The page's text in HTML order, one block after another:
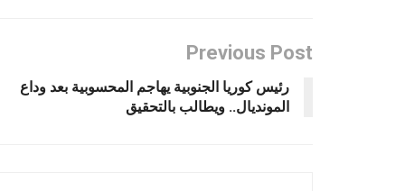
Previous Post
رئيس كوريا الجنوبية يهاجم المحسوبية بعد وداع
المونديال.. ويطالب بالتحقيق